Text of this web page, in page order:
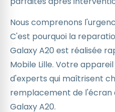
Nous comprenons
C'est pourquoi la
Galaxy A20 est réalisée
Mobile Lille. Votre
d'experts qui maîtrisent
remplacement de l'écran
Galaxy A20.